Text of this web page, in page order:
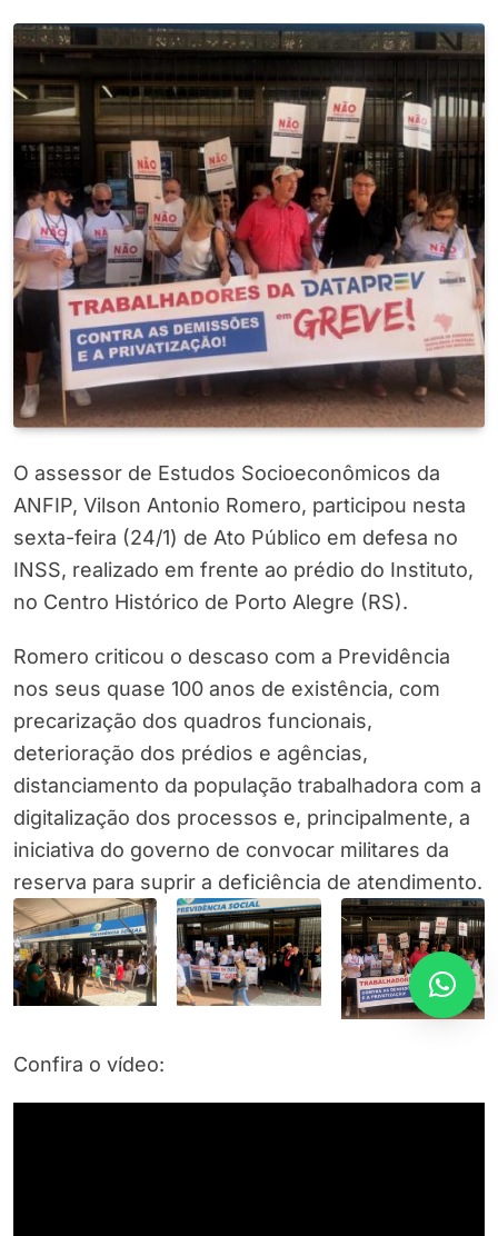
O assessor de Estudos Socioeconômicos da
ANFIP, Vilson Antonio Romero, participou nesta
sexta-feira (24/1) de Ato Público em defesa no
INSS, realizado em frente ao prédio do Instituto,
no Centro Histórico de Porto Alegre (RS).
Romero criticou o descaso com a Previdência
nos seus quase 100 anos de existência, com
precarização dos quadros funcionais,
deterioração dos prédios e agências,
distanciamento da população trabalhadora com a
digitalização dos processos e, principalmente, a
iniciativa do governo de convocar militares da
reserva para suprir a deficiência de atendimento.
Confira o vídeo: